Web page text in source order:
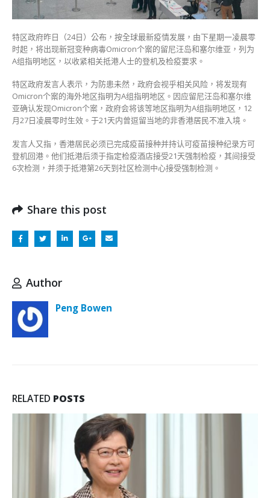
下
周
起
非
港
人
禁
来
港〉
中
特区政府昨日（24日）公布，按全球最新疫情发展，由下星期一凌晨零
时起，将出现新冠变种病毒Omicron个案的留尼汪岛和塞尔维亚，列为
A组指明地区，以收紧相关抵港人士的登机及检疫要求。
特区政府发言人表示，为防患未然，政府会视乎相关风险，将发现有
Omicron个案的海外地区指明为A组指明地区。因应留尼汪岛和塞尔维
亚确认发现Omicron个案，政府会将该等地区指明为A组指明地区，12
月27日凌晨零时生效。于21天内曾逗留当地的非香港居民不准入境。
发言人又指，香港居民必须已完成疫苗接种并持认可疫苗接种纪录方可
登机回港。他们抵港后须于指定检疫酒店接受21天强制检疫，其间接受
6次检测，并须于抵港第26天到社区检测中心接受强制检测。
Share this post
Author
Peng Bowen
RELATED POSTS